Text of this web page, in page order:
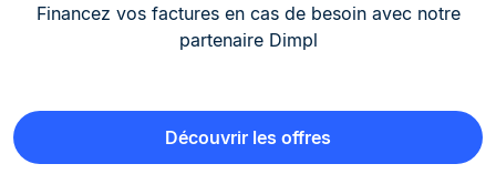
Financez vos factures en cas de besoin avec notre
partenaire Dimpl
Découvrir les offres